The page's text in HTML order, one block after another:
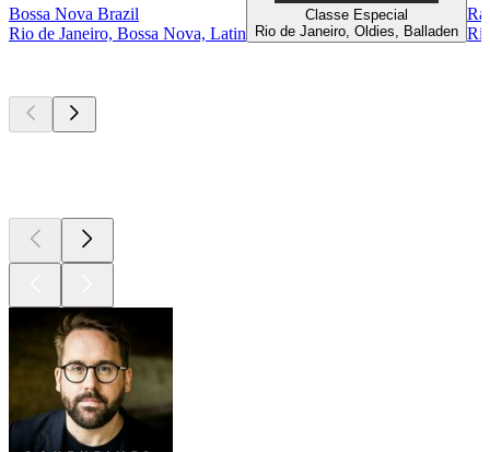
Bossa Nova Brazil
Rio de Janeiro, Bossa Nova, Latin
Classe Especial
Rio de Janeiro, Oldies, Balladen